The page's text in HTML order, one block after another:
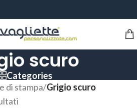
scuro
Categories
di stampa/Grigio scuro